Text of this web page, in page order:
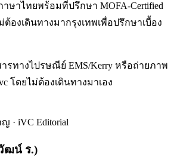
าษาไทยพร้อมที่ปรึกษา MOFA-Certified
องเดินทางมากรุงเทพเพื่อปรึกษาเบื้อง
รทางไปรษณีย์ EMS/Kerry หรือถ่ายภาพ
โดยไม่ต้องเดินทางมาเอง
· iVC Editorial
ฒน์ ร.)